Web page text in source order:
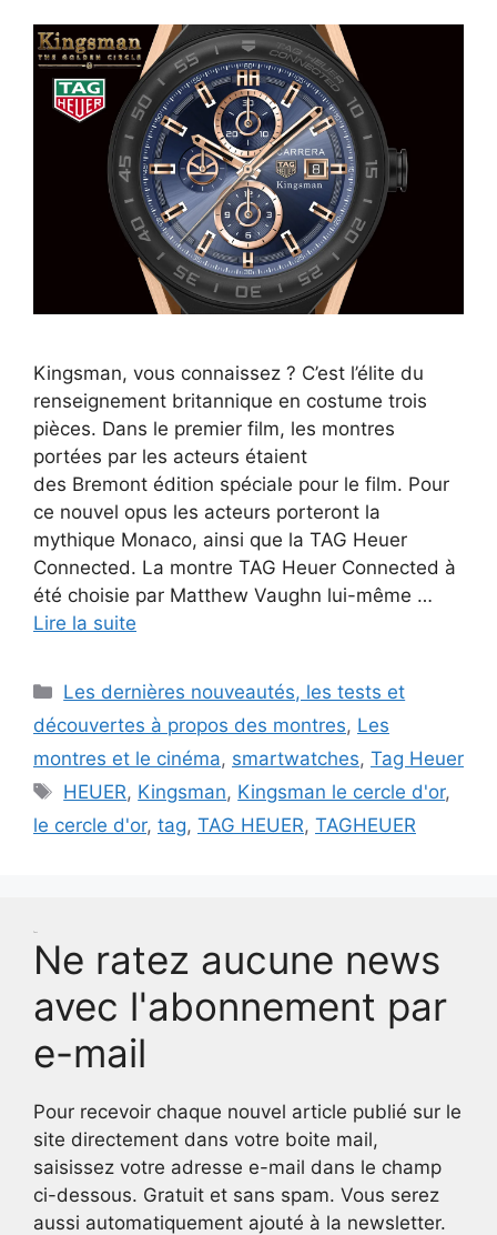
Kingsman, vous connaissez ? C’est l’élite du
renseignement britannique en costume trois
pièces. Dans le premier film, les montres
portées par les acteurs étaient
des Bremont édition spéciale pour le film. Pour
ce nouvel opus les acteurs porteront la
mythique Monaco, ainsi que la TAG Heuer
Connected. La montre TAG Heuer Connected à
été choisie par Matthew Vaughn lui-même …
Lire la suite
Catégories
Les dernières nouveautés, les tests et
découvertes à propos des montres, Les
montres et le cinéma, smartwatches, Tag Heuer
Étiquettes
HEUER, Kingsman, Kingsman le cercle d'or,
le cercle d'or, tag, TAG HEUER, TAGHEUER
Ne ratez aucune news
avec l'abonnement par
e-mail
Pour recevoir chaque nouvel article publié sur le
site directement dans votre boite mail,
saisissez votre adresse e-mail dans le champ
ci-dessous. Gratuit et sans spam. Vous serez
aussi automatiquement ajouté à la newsletter.